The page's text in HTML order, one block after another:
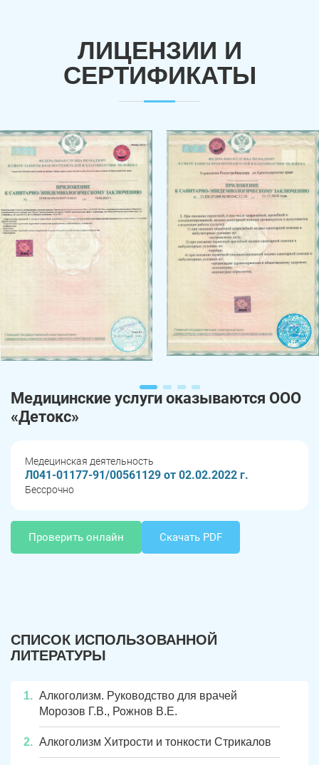
ЛИЦЕНЗИИ И
СЕРТИФИКАТЫ
Медицинские услуги оказываются ООО
«Детокс»
Медецинская деятельность
Л041-01177-91/00561129 от 02.02.2022 г.
Бессрочно
Проверить онлайн Скачать PDF
СПИСОК ИСПОЛЬЗОВАННОЙ
ЛИТЕРАТУРЫ
Алкоголизм. Руководство для врачей
Морозов Г.В., Рожнов В.Е.
Алкоголизм Хитрости и тонкости Стрикалов